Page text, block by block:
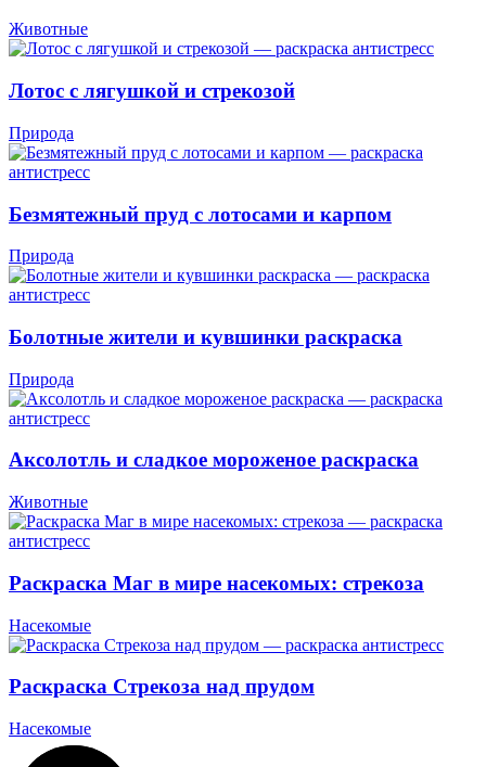
Животные
Лотос с лягушкой и стрекозой
Природа
Безмятежный пруд с лотосами и карпом
Природа
Болотные жители и кувшинки раскраска
Природа
Аксолотль и сладкое мороженое раскраска
Животные
Раскраска Маг в мире насекомых: стрекоза
Насекомые
Раскраска Стрекоза над прудом
Насекомые